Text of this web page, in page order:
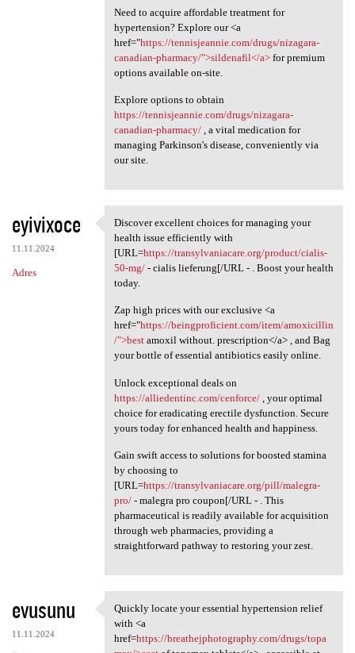
Need to acquire affordable treatment for
hypertension? Explore our <a
href="https://tennisjeannie.com/drugs/nizagara-
canadian-pharmacy/">sildenafil</a>for premium
options available on-site.
Explore options to obtain
https://tennisjeannie.com/drugs/nizagara-
canadian-pharmacy/, a vital medication for
managing Parkinson's disease, conveniently via
our site.
eyivixoce
11.11.2024
Adres
Discover excellent choices
Discover excellent choices for managing your
health issue efficiently with
[URL=https://transylvaniacare.org/product/cialis-
50-mg/- cialis lieferung[/URL - . Boost your health
today.
Zap high prices with our exclusive <a
href="https://beingproficient.com/item/amoxicillin
/">bestamoxil without. prescription</a> , and Bag
your bottle of essential antibiotics easily online.
Unlock exceptional deals on
https://alliedentinc.com/cenforce/, your optimal
choice for eradicating erectile dysfunction. Secure
yours today for enhanced health and happiness.
Gain swift access to solutions for boosted stamina
by choosing to
[URL=https://transylvaniacare.org/pill/malegra-
pro/- malegra pro coupon[/URL - . This
pharmaceutical is readily available for acquisition
through web pharmacies, providing a
straightforward pathway to restoring your zest.
evusunu
11.11.2024
Quickly locate your essential
Quickly locate your essential hypertension relief
with <a
href=https://breathejphotography.com/drugs/topa